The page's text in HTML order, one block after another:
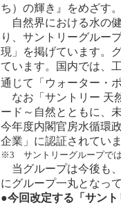
ち）の輝き』をめざす
自然界における水の
り、サントリーグルー
現」を掲げています。
ています。国内では、
通じて「ウォーター・
なお「サントリー 天
ード～自然とともに、
今年度内閣官房水循環
企業」に認証されてい
※3 サントリーグループでは
当グループは今後も
にグループ一丸となっ
●今回改定する「サン